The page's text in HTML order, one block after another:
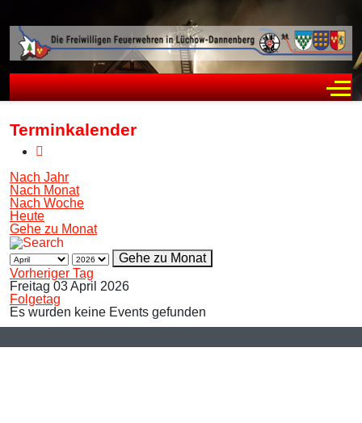
Terminkalender
Nach Jahr
Nach Monat
Nach Woche
Heute
Gehe zu Monat
Gehe zu Monat
Vorheriger Tag
Freitag 03 April 2026
Folgetag
Es wurden keine Events gefunden